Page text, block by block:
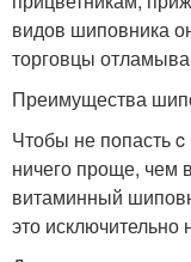
видов шиповника
торговцы
Преимущества
Чтобы не попасть
ничего проще, чем
витаминный
это исключительно